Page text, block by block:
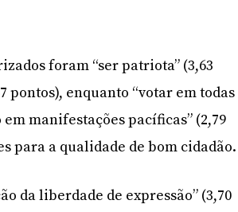
foram “ser patriota” (3,63
pontos), enquanto “votar em todas
manifestações pacíficas” (2,79
para a qualidade de bom cidadão.
da liberdade de expressão” (3,70